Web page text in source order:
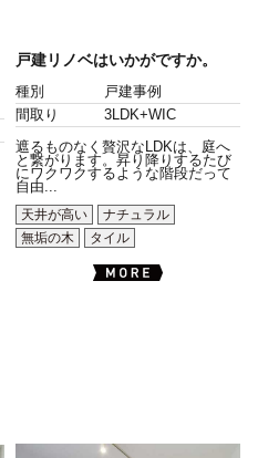
戸建リノベはいかがですか。
種別
戸建事例
間取り
3LDK+WIC
遮るものなく贅沢なLDKは、庭へ
と繋がります。昇り降りするたび
にワクワクするような階段だって
自由...
天井が高い
ナチュラル
無垢の木
タイル